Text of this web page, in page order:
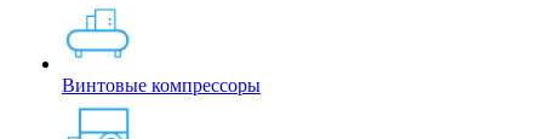
Винтовые компрессоры